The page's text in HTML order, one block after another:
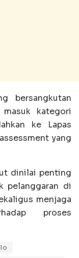
bersangkutan
kategori
ke Lapas
yang
dinilai penting
pelanggaran di
menjaga
proses